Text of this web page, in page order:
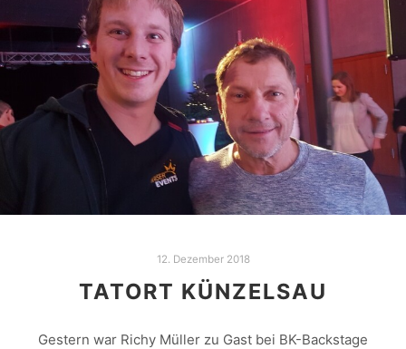
12. Dezember 2018
TATORT KÜNZELSAU
Gestern war Richy Müller zu Gast bei BK-Backstage